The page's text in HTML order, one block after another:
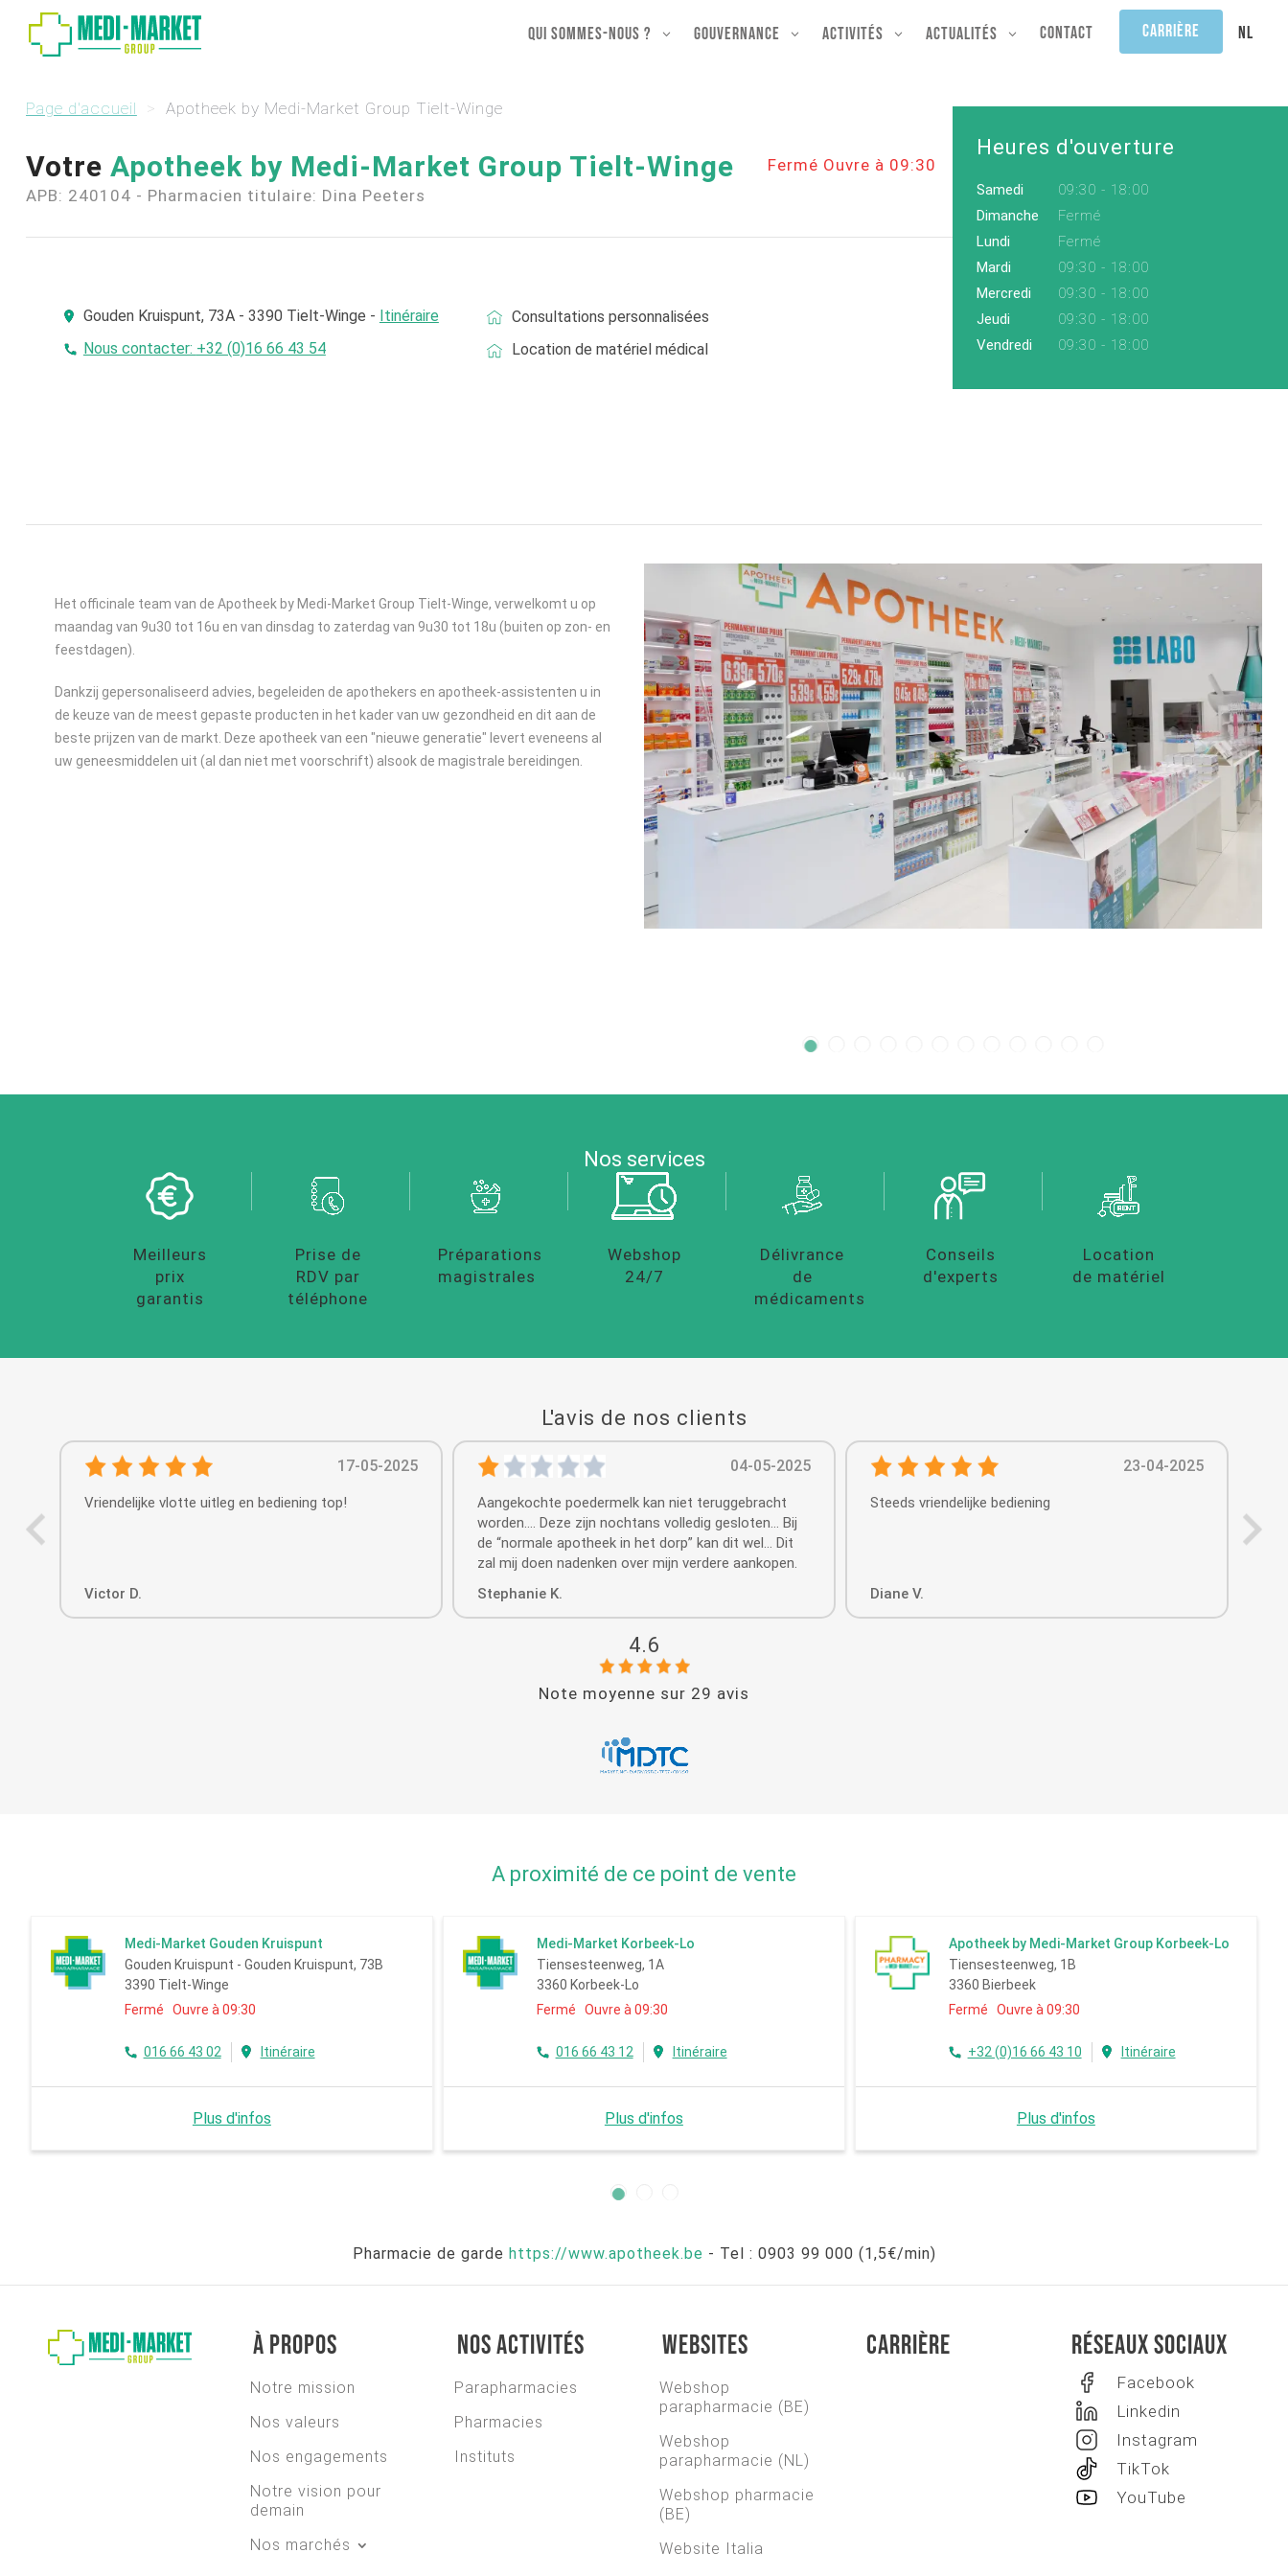
Qui sommes-nous ? Gouvernance Activités Actualités Contact Carrière NL
Page d'accueil Apotheek by Medi-Market Group Tielt-Winge
Votre Apotheek by Medi-Market Group Tielt-Winge
Fermé Ouvre à 09:30
APB: 240104 - Pharmacien titulaire: Dina Peeters
Gouden Kruispunt, 73A - 3390 Tielt-Winge - Itinéraire
Nous contacter: +32 (0)16 66 43 54
Consultations personnalisées
Location de matériel médical
Heures d'ouverture
Samedi
09:30 - 18:00
Dimanche
Fermé
Lundi
Fermé
Mardi
09:30 - 18:00
Mercredi
09:30 - 18:00
Jeudi
09:30 - 18:00
Vendredi
09:30 - 18:00
Het officinale team van de Apotheek by Medi-Market Group Tielt-Winge, verwelkomt u op
maandag van 9u30 tot 16u en van dinsdag to zaterdag van 9u30 tot 18u (buiten op zon- en
feestdagen).
Dankzij gepersonaliseerd advies, begeleiden de apothekers en apotheek-assistenten u in
de keuze van de meest gepaste producten in het kader van uw gezondheid en dit aan de
beste prijzen van de markt. Deze apotheek van een "nieuwe generatie" levert eveneens al
uw geneesmiddelen uit (al dan niet met voorschrift) alsook de magistrale bereidingen.
Nos services
Meilleurs
prix
garantis
Prise de
RDV par
téléphone
Préparations
magistrales
Webshop
24/7
Délivrance
de
médicaments
Conseils
d'experts
Location
de matériel
L'avis de nos clients
17-05-2025
Vriendelijke vlotte uitleg en bediening top!
Victor D.
04-05-2025
Aangekochte poedermelk kan niet teruggebracht
worden…. Deze zijn nochtans volledig gesloten… Bij
de “normale apotheek in het dorp” kan dit wel… Dit
zal mij doen nadenken over mijn verdere aankopen.
Stephanie K.
23-04-2025
Steeds vriendelijke bediening
Diane V.
4.6
Note moyenne sur 29 avis
A proximité de ce point de vente
Medi-Market Gouden Kruispunt
Gouden Kruispunt - Gouden Kruispunt, 73B
3390 Tielt-Winge
Fermé Ouvre à 09:30
016 66 43 02 Itinéraire
Plus d'infos
Medi-Market Korbeek-Lo
Tiensesteenweg, 1A
3360 Korbeek-Lo
Fermé Ouvre à 09:30
016 66 43 12 Itinéraire
Plus d'infos
Apotheek by Medi-Market Group Korbeek-Lo
Tiensesteenweg, 1B
3360 Bierbeek
Fermé Ouvre à 09:30
+32 (0)16 66 43 10 Itinéraire
Plus d'infos
Pharmacie de garde https://www.apotheek.be - Tel : 0903 99 000 (1,5€/min)
À propos
Notre mission
Nos valeurs
Nos engagements
Notre vision pour
demain
Nos marchés
Nos activités
Parapharmacies
Pharmacies
Instituts
Websites
Webshop
parapharmacie (BE)
Webshop
parapharmacie (NL)
Webshop pharmacie
(BE)
Website Italia
Carrière Réseaux sociaux
Facebook
Linkedin
Instagram
TikTok
YouTube